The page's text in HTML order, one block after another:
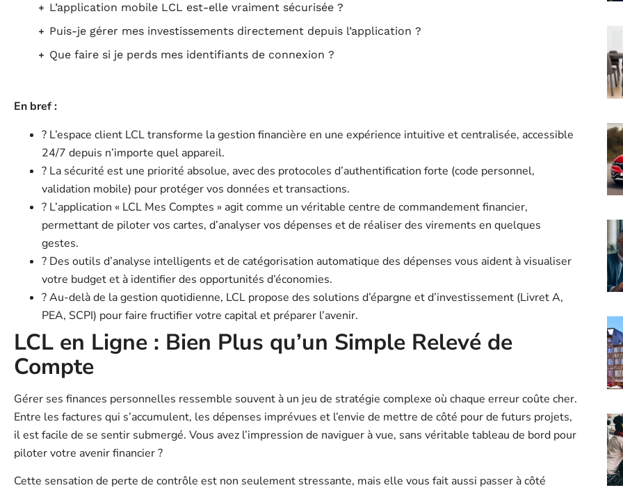
L’application mobile LCL est-elle vraiment sécurisée ?
Puis-je gérer mes investissements directement depuis l’application ?
Que faire si je perds mes identifiants de connexion ?
En bref :
? L’espace client LCL transforme la gestion financière en une expérience intuitive et centralisée, accessible
24/7 depuis n’importe quel appareil.
? La sécurité est une priorité absolue, avec des protocoles d’authentification forte (code personnel,
validation mobile) pour protéger vos données et transactions.
? L’application « LCL Mes Comptes » agit comme un véritable centre de commandement financier,
permettant de piloter vos cartes, d’analyser vos dépenses et de réaliser des virements en quelques
gestes.
? Des outils d’analyse intelligents et de catégorisation automatique des dépenses vous aident à visualiser
votre budget et à identifier des opportunités d’économies.
? Au-delà de la gestion quotidienne, LCL propose des solutions d’épargne et d’investissement (Livret A,
PEA, SCPI) pour faire fructifier votre capital et préparer l’avenir.
LCL en Ligne : Bien Plus qu’un Simple Relevé de
Compte
Gérer ses finances personnelles ressemble souvent à un jeu de stratégie complexe où chaque erreur coûte cher.
Entre les factures qui s’accumulent, les dépenses imprévues et l’envie de mettre de côté pour de futurs projets,
il est facile de se sentir submergé. Vous avez l’impression de naviguer à vue, sans véritable tableau de bord pour
piloter votre avenir financier ?
Cette sensation de perte de contrôle est non seulement stressante, mais elle vous fait aussi passer à côté